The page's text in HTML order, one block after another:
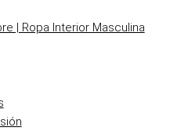
| Ropa Interior Masculina